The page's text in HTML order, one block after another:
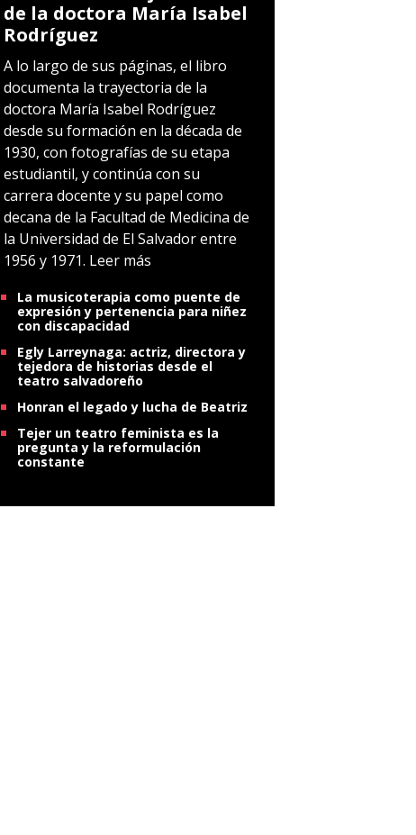
de la doctora María Isabel
Rodríguez
A lo largo de sus páginas, el libro
documenta la trayectoria de la
doctora María Isabel Rodríguez
desde su formación en la década de
1930, con fotografías de su etapa
estudiantil, y continúa con su
carrera docente y su papel como
decana de la Facultad de Medicina de
la Universidad de El Salvador entre
1956 y 1971. Leer más
La musicoterapia como puente de
expresión y pertenencia para niñez
con discapacidad
Egly Larreynaga: actriz, directora y
tejedora de historias desde el
teatro salvadoreño
Honran el legado y lucha de Beatriz
Tejer un teatro feminista es la
pregunta y la reformulación
constante